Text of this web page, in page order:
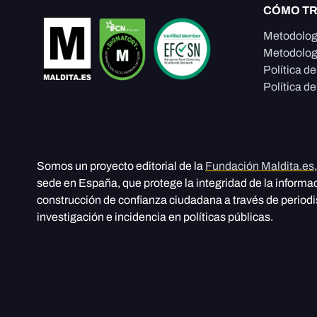
CÓMO
Política
Política
Somos un proyecto editorial de la Fundación Maldita.es
sede en España, que protege la integridad de la
construcción de confianza ciudadana a través de
investigación e incidencia en políticas públicas.